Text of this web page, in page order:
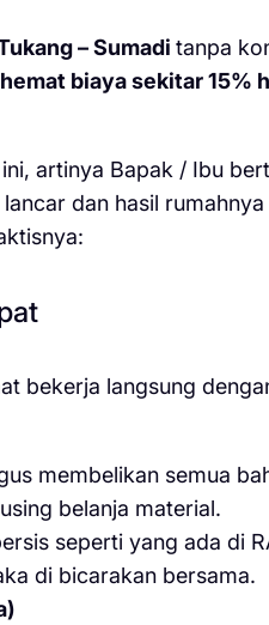
– Sumadi tanpa
biaya sekitar 15%
artinya Bapak / Ibu
dan hasil
bekerja langsung
membelikan semua
belanja material.
seperti yang ada di
di bicarakan bersama.